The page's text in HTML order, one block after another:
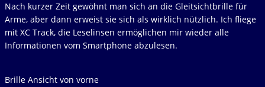
Nach kurzer Zeit gewöhnt man sich an die Gleitsichtbrille für
Arme, aber dann erweist sie sich als wirklich nützlich. Ich fliege
mit XC Track, die Leselinsen ermöglichen mir wieder alle
Informationen vom Smartphone abzulesen.
Brille Ansicht von vorne